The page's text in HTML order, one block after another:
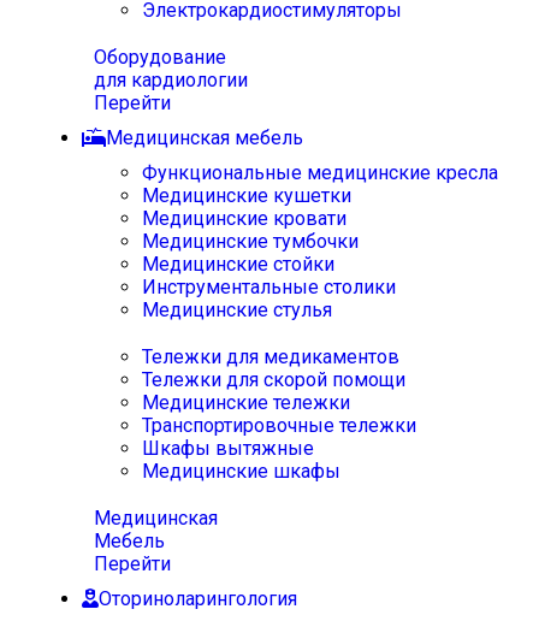
Электрокардиостимуляторы
Оборудование
для кардиологии
Перейти
Медицинская мебель
Функциональные медицинские кресла
Медицинские кушетки
Медицинские кровати
Медицинские тумбочки
Медицинские стойки
Инструментальные столики
Медицинские стулья
Тележки для медикаментов
Тележки для скорой помощи
Медицинские тележки
Транспортировочные тележки
Шкафы вытяжные
Медицинские шкафы
Медицинская
Мебель
Перейти
Оториноларингология